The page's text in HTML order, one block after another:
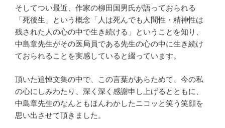
そしてつい最近、作家の柳田国男氏が語っておられる
「死後生」という概念「人は死んでも人間性・精神性は
残された人の心の中で生き続ける」ということを知り、
中島章先生がその医局員である先生の心の中に生き続け
ておられることを実感していると綴っています。
頂いた追悼文集の中で、この言葉があらためて、今の私
の心にしみわたり、深く深く感謝申し上げるとともに、
中島章先生のなんともほんわかしたニコッと笑う笑顔を
思い出させて頂きました。